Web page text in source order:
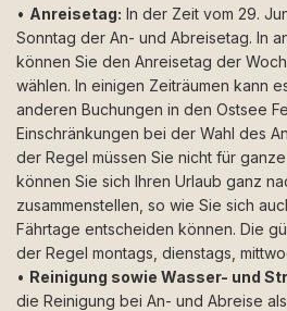
• Anreisetag: In der Zeit vom 29.
Sonntag der An- und Abreisetag. In
können Sie den Anreisetag der
wählen. In einigen Zeiträumen kann
anderen Buchungen in den Ostsee
Einschränkungen bei der Wahl des
der Regel müssen Sie nicht für
können Sie sich Ihren Urlaub ganz
zusammenstellen, so wie Sie sich
Fährtage entscheiden können. Die
der Regel montags, dienstags,
• Reinigung sowie Wasser- und
die Reinigung bei An- und Abreise